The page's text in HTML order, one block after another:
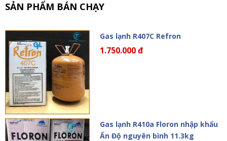
SẢN PHẨM BÁN CHẠY
Gas lạnh R407C Refron
1.750.000 đ
Gas lạnh R410a Floron nhập khẩu
Ấn Độ nguyên bình 11.3kg